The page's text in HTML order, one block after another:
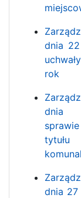
dnia
rok
dnia
dnia 27